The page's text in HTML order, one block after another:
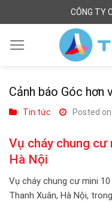
to
content
CÔNG TY
Cảnh báo Góc hơn
Tin tức Posted on
Vụ cháy chung cư
Hà Nội
Vụ cháy chung cư mini
Thanh Xuân, Hà Nội,